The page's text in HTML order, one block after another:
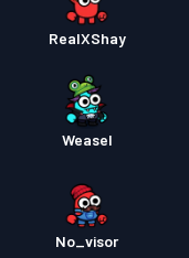
RealXShay
Weasel
No_visor